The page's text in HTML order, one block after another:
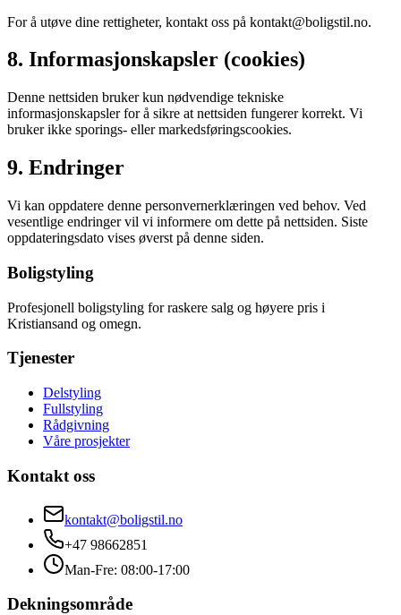
For å utøve dine rettigheter, kontakt oss på kontakt@boligstil.no.
8. Informasjonskapsler (cookies)
Denne nettsiden bruker kun nødvendige tekniske
informasjonskapsler for å sikre at nettsiden fungerer korrekt. Vi
bruker ikke sporings- eller markedsføringscookies.
9. Endringer
Vi kan oppdatere denne personvernerklæringen ved behov. Ved
vesentlige endringer vil vi informere om dette på nettsiden. Siste
oppdateringsdato vises øverst på denne siden.
Boligstyling
Profesjonell boligstyling for raskere salg og høyere pris i
Kristiansand og omegn.
Tjenester
Delstyling
Fullstyling
Rådgivning
Våre prosjekter
Kontakt oss
kontakt@boligstil.no
+47 98662851
Man-Fre: 08:00-17:00
Dekningsområde